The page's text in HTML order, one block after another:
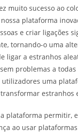
muito sucesso ao
plataforma
e criar ligações
tornando-o uma
ligar a estranhos
problemas a
uma
estranhos
plataforma permitir,
ao usar